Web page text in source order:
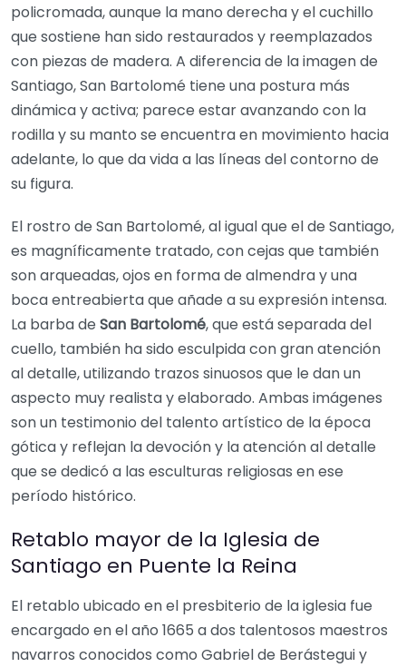
policromada, aunque la mano derecha y el cuchillo
que sostiene han sido restaurados y reemplazados
con piezas de madera. A diferencia de la imagen de
Santiago, San Bartolomé tiene una postura más
dinámica y activa; parece estar avanzando con la
rodilla y su manto se encuentra en movimiento hacia
adelante, lo que da vida a las líneas del contorno de
su figura.
El rostro de San Bartolomé, al igual que el de Santiago,
es magníficamente tratado, con cejas que también
son arqueadas, ojos en forma de almendra y una
boca entreabierta que añade a su expresión intensa.
La barba de San Bartolomé, que está separada del
cuello, también ha sido esculpida con gran atención
al detalle, utilizando trazos sinuosos que le dan un
aspecto muy realista y elaborado. Ambas imágenes
son un testimonio del talento artístico de la época
gótica y reflejan la devoción y la atención al detalle
que se dedicó a las esculturas religiosas en ese
período histórico.
Retablo mayor de la Iglesia de
Santiago en Puente la Reina
El retablo ubicado en el presbiterio de la iglesia fue
encargado en el año 1665 a dos talentosos maestros
navarros conocidos como Gabriel de Berástegui y